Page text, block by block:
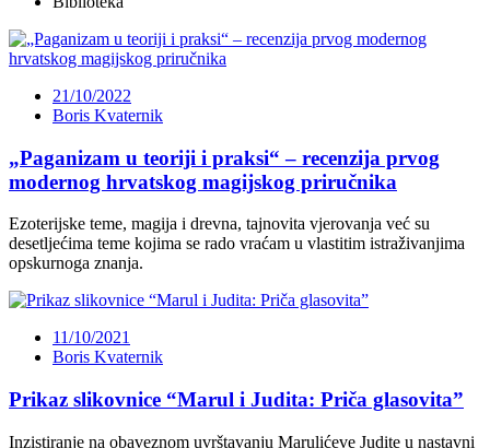
21/10/2022
Boris Kvaternik
„Paganizam u teoriji i praksi“ – recenzija prvog
modernog hrvatskog magijskog priručnika
Ezoterijske teme, magija i drevna, tajnovita vjerovanja već su
desetljećima teme kojima se rado vraćam u vlastitim istraživanjima
opskurnoga znanja.
11/10/2021
Boris Kvaternik
Prikaz slikovnice “Marul i Judita: Priča glasovita”
Inzistiranje na obaveznom uvrštavanju Marulićeve Judite u nastavni